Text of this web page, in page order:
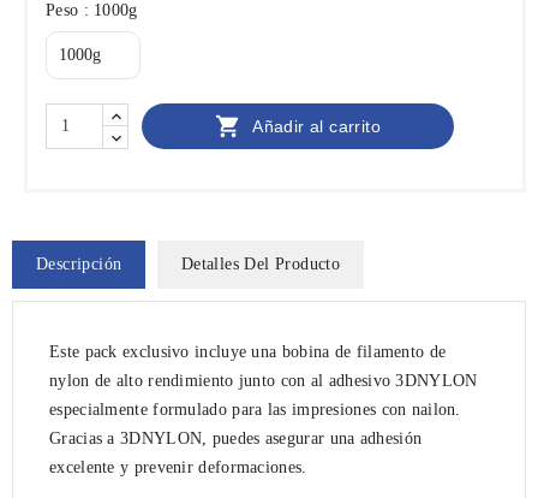
Peso : 1000g
 Añadir al carrito
Descripción Detalles Del Producto
Este pack exclusivo incluye una bobina de filamento de
nylon de alto rendimiento junto con al adhesivo 3DNYLON
especialmente formulado para las impresiones con nailon.
Gracias a 3DNYLON, puedes asegurar una adhesión
excelente y prevenir deformaciones.